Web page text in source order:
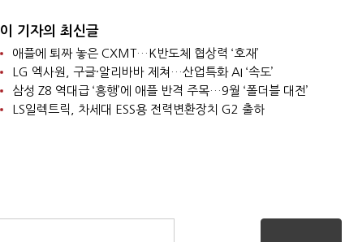
이 기자의 최신글
애플에 퇴짜 놓은 CXMT…K반도체 협상력 ‘호재’
LG 엑사원, 구글·알리바바 제쳐…산업특화 AI ‘속도’
삼성 Z8 역대급 ‘흥행’에 애플 반격 주목…9월 ‘폴더블 대전’
LS일렉트릭, 차세대 ESS용 전력변환장치 G2 출하